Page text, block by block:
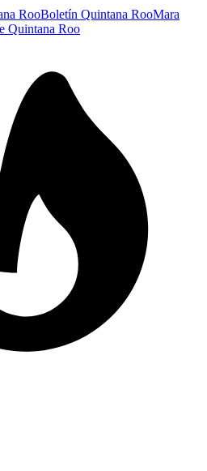
RooBoletín Quintana RooMara
Quintana Roo